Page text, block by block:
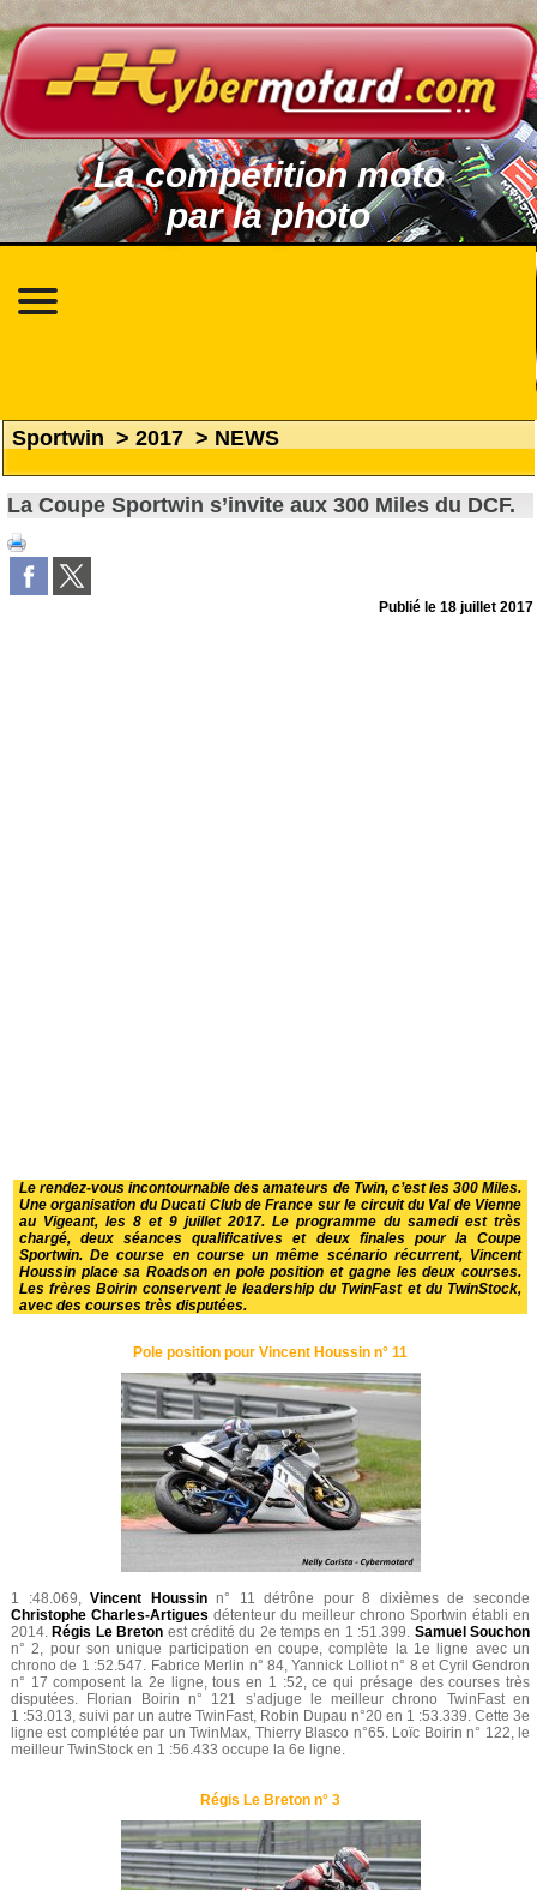
La compétition moto
par la photo
Sportwin > 2017 > NEWS
La Coupe Sportwin s’invite aux 300 Miles du DCF.
Publié le18 juillet 2017
Le rendez-vous incontournable des amateurs de Twin, c’est les 300 Miles.
Une organisation duDucati Club de France sur le circuit du Val de Vienne
au Vigeant, les 8 et 9 juillet 2017. Le programme du samedi est très
chargé, deux séances qualificatives et deux finales pour la Coupe
Sportwin. De course en course un même scénario récurrent, Vincent
Houssin place sa Roadson en pole position et gagne les deux courses.
Les frères Boirin conservent le leadership du TwinFast et du TwinStock,
avec des courses très disputées.
Pole position pour Vincent Houssin n° 11
1 :48.069,Vincent Houssinn° 11 détrône pour 8 dixièmes de seconde
Christophe Charles-Artigues détenteur du meilleur chrono Sportwin établi en
2014. Régis Le Breton est crédité du 2e temps en 1 :51.399. Samuel Souchon
n° 2, pour son unique participation en coupe, complète la 1e ligne avec un
chrono de 1 :52.547. Fabrice Merlin n° 84, Yannick Lolliot n° 8 et Cyril Gendron
n° 17 composent la 2e ligne, tous en 1 :52, ce qui présage des courses très
disputées. Florian Boirin n° 121 s’adjuge le meilleur chrono TwinFast en
1 :53.013, suivi par un autre TwinFast, Robin Dupau n°20 en 1 :53.339. Cette 3e
ligne est complétée par un TwinMax, Thierry Blasco n°65. Loïc Boirin n° 122, le
meilleur TwinStock en 1 :56.433 occupe la 6e ligne.
Régis Le Breton n° 3